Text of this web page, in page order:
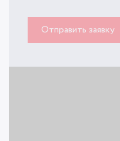
Отправить заявку